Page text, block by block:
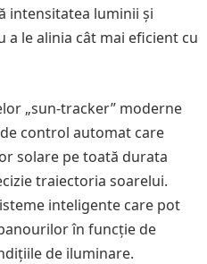
intensitatea luminii și
le alinia cât mai eficient cu
„sun-tracker” moderne
control automat care
solare pe toată durata
traiectoria soarelui.
inteligente care pot
în funcție de
de iluminare.